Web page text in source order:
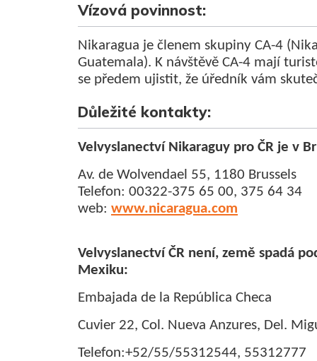
Vízová povinnost:
Nikaragua je členem skupiny CA-4
Guatemala). K návštěvě CA-4 mají
se předem ujistit, že úředník vám
Důležité kontakty:
Velvyslanectví Nikaraguy pro ČR je v
Av. de Wolvendael 55, 1180 Brussels
Telefon: 00322-375 65 00, 375 64 34
web: www.nicaragua.com
Velvyslanectví ČR není, země spadá
Mexiku:
Embajada de la República Checa
Cuvier 22, Col. Nueva Anzures, Del.
Telefon:+52/55/55312544, 55312777